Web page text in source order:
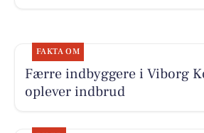
FAKTA OM
Færre indbyggere i Viborg
oplever indbrud